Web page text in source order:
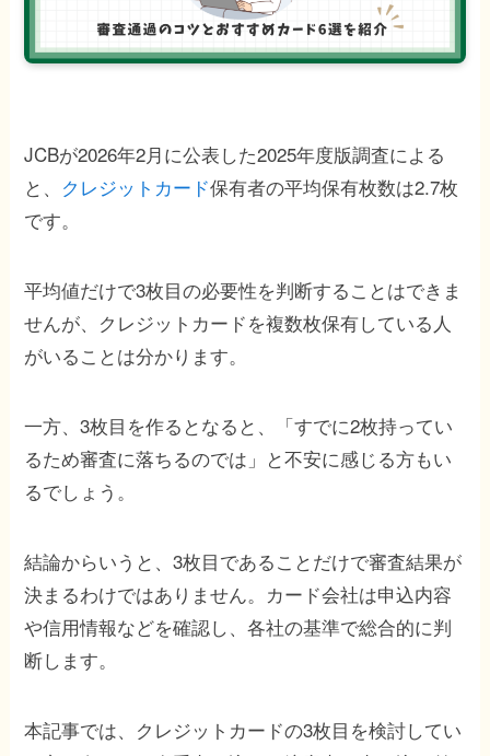
JCBが2026年2月に公表した2025年度版調査による
と、 クレジットカード保有者の平均保有枚数は2.7枚
です。
平均値だけで3枚目の必要性を判断することはできま
せんが、クレジットカードを複数枚保有している人
がいることは分かります。
一方、3枚目を作るとなると、「すでに2枚持ってい
るため審査に落ちるのでは」と不安に感じる方もい
るでしょう。
結論からいうと、3枚目であることだけで審査結果が
決まるわけではありません。カード会社は申込内容
や信用情報などを確認し、各社の基準で総合的に判
断します。
本記事では、クレジットカードの3枚目を検討してい